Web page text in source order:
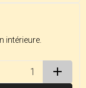
intérieure.